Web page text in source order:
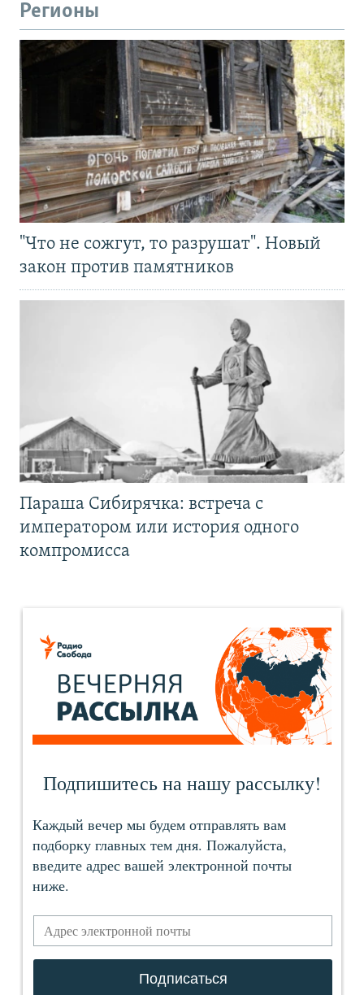
Регионы
"Что не сожгут, то разрушат". Новый
закон против памятников
Параша Сибирячка: встреча с
императором или история одного
компромисса